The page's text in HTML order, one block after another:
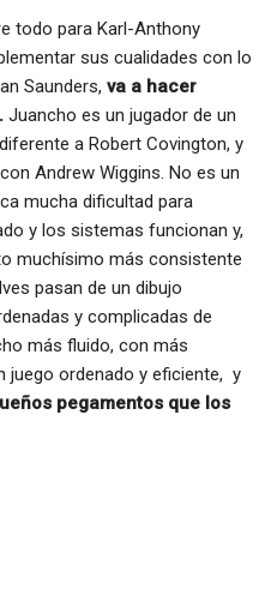
todo para Karl-Anthony
sus cualidades con lo
Saunders, va a hacer
Juancho es un jugador de un
a Robert Covington, y
Andrew Wiggins. No es un
mucha dificultad para
y los sistemas funcionan y,
muchísimo más consistente
pasan de un dibujo
y complicadas de
más fluido, con más
juego ordenado y eficiente, y
pegamentos que los